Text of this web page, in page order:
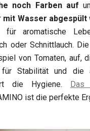
noch Farben auf
mit Wasser abgespült
für aromatische
oder Schnittlauch.
von Tomaten, auf,
Stabilität und die
die Hygiene.
ist die perfekte